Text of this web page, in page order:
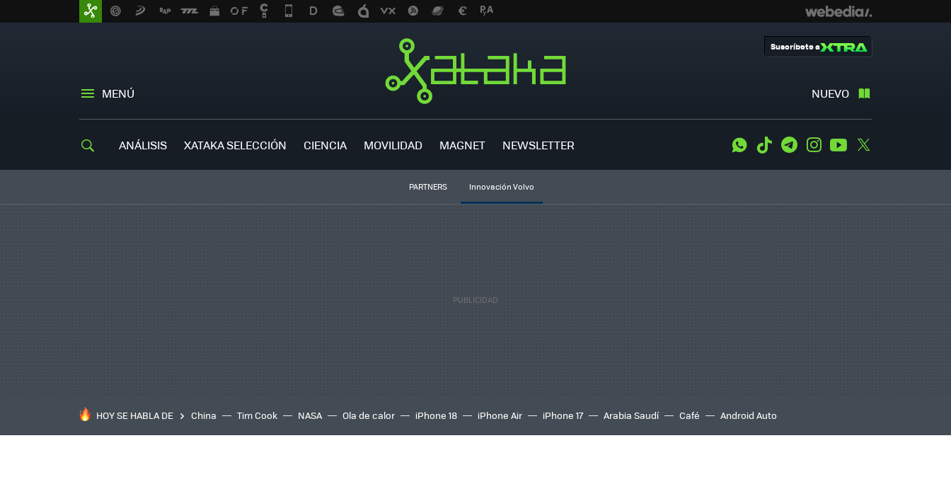
MENÚ NUEVO
Suscríbete a
ANÁLISIS XATAKA SELECCIÓN CIENCIA MOVILIDAD MAGNET NEWSLETTER WhatsApp
Tiktok TelegramInstagramYoutube
PARTNERS Innovación Volvo
HOY SE HABLA DE China Tim Cook NASA Ola de calor iPhone 18 iPhone Air iPhone 17 Arabia Saudí Café Android Auto